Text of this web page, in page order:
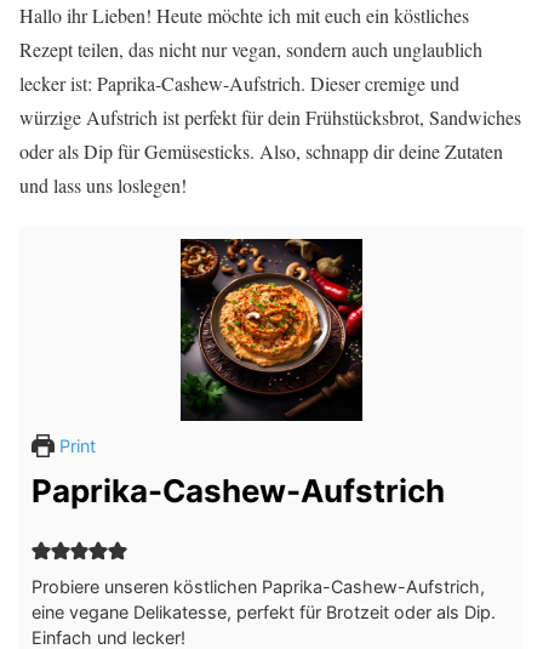
Hallo ihr Lieben! Heute möchte ich mit euch ein köstliches
Rezept teilen, das nicht nur vegan, sondern auch unglaublich
lecker ist: Paprika-Cashew-Aufstrich. Dieser cremige und
würzige Aufstrich ist perfekt für dein Frühstücksbrot, Sandwiches
oder als Dip für Gemüsesticks. Also, schnapp dir deine Zutaten
und lass uns loslegen!
Print
Paprika-Cashew-Aufstrich
Probiere unseren köstlichen Paprika-Cashew-Aufstrich,
eine vegane Delikatesse, perfekt für Brotzeit oder als Dip.
Einfach und lecker!